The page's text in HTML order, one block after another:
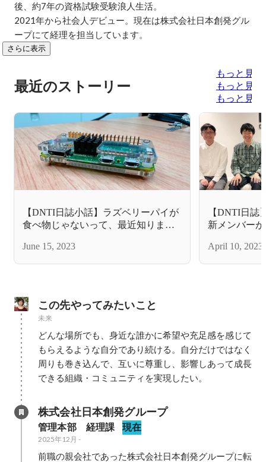
後、約7年の資格試験受験浪人生活。
2021年から社会人デビュー。現在は株式会社日本創発グル
ープにて経理を担当しています。
さらに表示
最近のストーリー
もっと見る
もっと見る
もっと見る
【DNTI日誌小話】ラズベリーパイが
食べ物じゃないって、最近知りまし
June 15, 2023
【DNTI日誌
新メンバー
April 10, 2023
この先やってみたいこと
未来
どんな場所でも、身近な誰かに希望や充足感を感じて
もらえるような自分であり続ける。自分だけではなく
周りも巻き込んで、互いに尊重し、影響しあって成長
できる組織・コミュニティを実現したい。
株式会社日本創発グループ
管理本部　経理課 現在
2025年12月 -
前職の親会社であった株式会社日本創発グループに転